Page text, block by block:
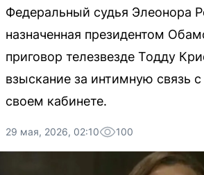
Федеральный судья Элеонора
назначенная президентом
приговор телезвезде Тодду
взыскание за интимную связь
своем кабинете.
29 мая, 2026, 02:10 100